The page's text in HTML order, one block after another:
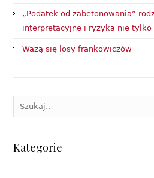
„Podatek od zabetonowania”
interpretacyjne i ryzyka nie tylko
Ważą się losy frankowiczów
Kategorie